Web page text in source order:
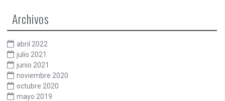
Archivos
abril 2022
julio 2021
junio 2021
noviembre 2020
octubre 2020
mayo 2019